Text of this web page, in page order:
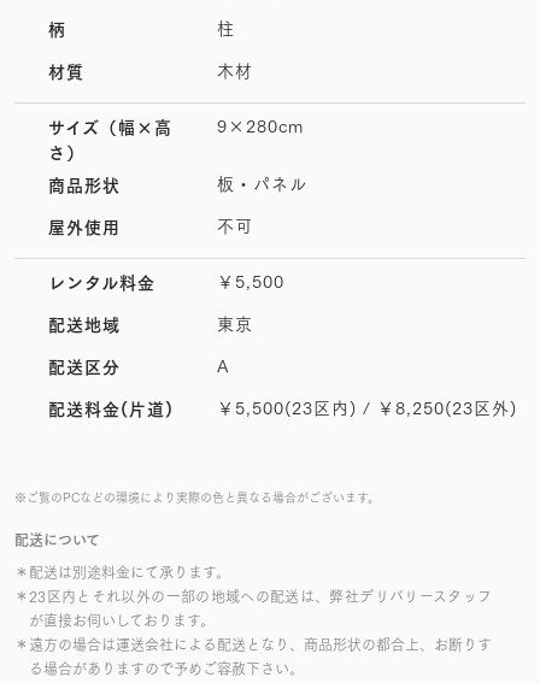
※ご覧のPCなどの環境により実際の色と異なる場合がございます。
配送について
＊配送は別途料金にて承ります。
＊23区内とそれ以外の一部の地域への配送は、弊社デリバリースタッフ
が直接お伺いしております。
＊遠方の場合は運送会社による配送となり、商品形状の都合上、お断りす
る場合がありますので予めご容赦下さい。
柄 柱
材質 木材
サイズ （幅×高
さ）
9×280cm
商品形状 板・パネル
屋外使用 不可
レンタル料金 ￥5,500
配送地域 東京
配送区分 A
配送料金(片道) ￥5,500(23区内) / ￥8,250(23区外)